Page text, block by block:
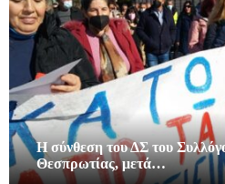
Η σύνθεση του ΔΣ του
Θεσπρωτίας, μετά…